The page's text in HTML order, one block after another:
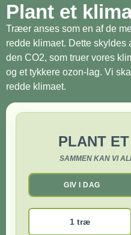
Plant et
Træer anses som en af de
redde klimaet. Dette
den CO2, som truer vores
og et tykkere ozon-lag. Vi
redde klimaet.
PLANT
SAMMEN KAN VI
GIV I DAG
1 træ